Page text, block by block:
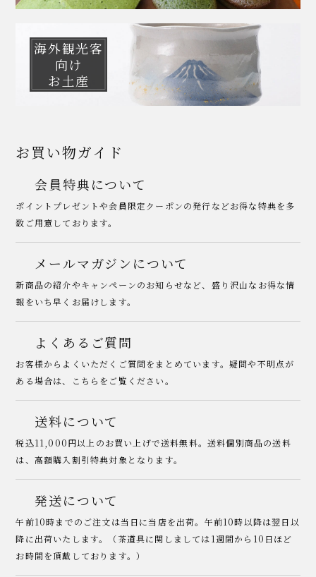
海外観光客
向け
お土産
お買い物ガイド
会員特典について
ポイントプレゼントや会員限定クーポンの発行などお得な特典を多
数ご用意しております。
メールマガジンについて
新商品の紹介やキャンペーンのお知らせなど、盛り沢山なお得な情
報をいち早くお届けします。
よくあるご質問
お客様からよくいただくご質問をまとめています。疑問や不明点が
ある場合は、こちらをご覧ください。
送料について
税込11,000円以上のお買い上げで送料無料。送料個別商品の送料
は、高額購入割引特典対象となります。
発送について
午前10時までのご注文は当日に当店を出荷。午前10時以降は翌日以
降に出荷いたします。（茶道具に関しましては1週間から10日ほど
お時間を頂戴しております。）